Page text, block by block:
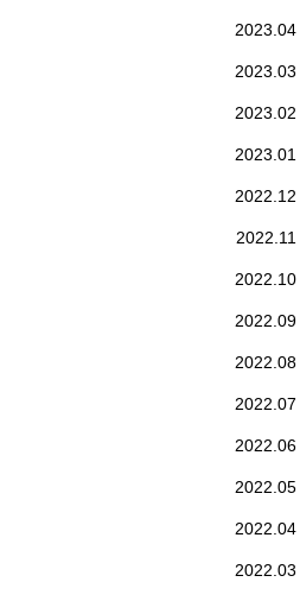
2023.04
2023.03
2023.02
2023.01
2022.12
2022.11
2022.10
2022.09
2022.08
2022.07
2022.06
2022.05
2022.04
2022.03